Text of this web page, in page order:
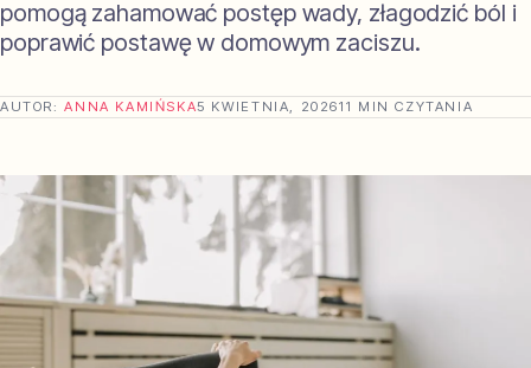
pomogą zahamować postęp wady, złagodzić ból i
poprawić postawę w domowym zaciszu.
AUTOR:ANNA KAMIŃSKA5 KWIETNIA, 202611 MIN CZYTANIA